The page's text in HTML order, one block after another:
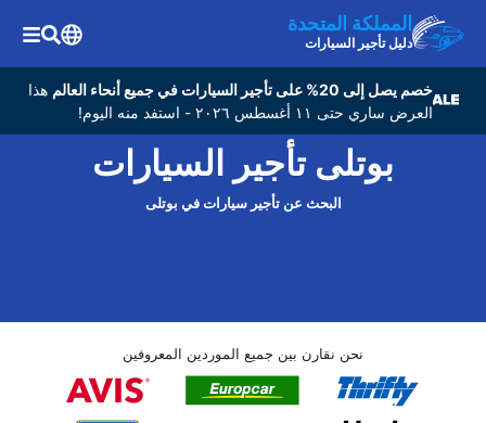
المملكة المتحدة
دليل تأجير السيارات
خصم يصل إلى 20% على تأجير السيارات في جميع أنحاء العالم
هذا
العرض ساري حتى ١١ أغسطس ٢٠٢٦ - استفد منه اليوم!
بوتلی تأجير السيارات
البحث عن تأجير سيارات في بوتلی
نحن نقارن بين جميع الموردين المعروفين